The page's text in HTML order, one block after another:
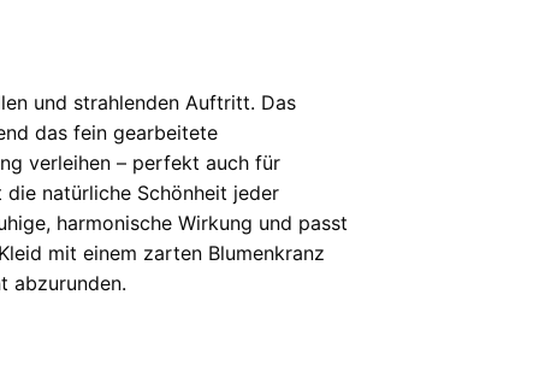
und strahlenden Auftritt. Das
das fein gearbeitete
verleihen – perfekt auch für
natürliche Schönheit jeder
harmonische Wirkung und passt
mit einem zarten Blumenkranz
abzurunden.